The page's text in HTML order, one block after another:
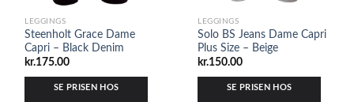
LEGGINGS
Steenholt Grace Dame
Capri – Black Denim
kr.175.00
SE PRISEN HOS
LEGGINGS
Solo BS Jeans Dame Capri
Plus Size – Beige
kr.150.00
SE PRISEN HOS